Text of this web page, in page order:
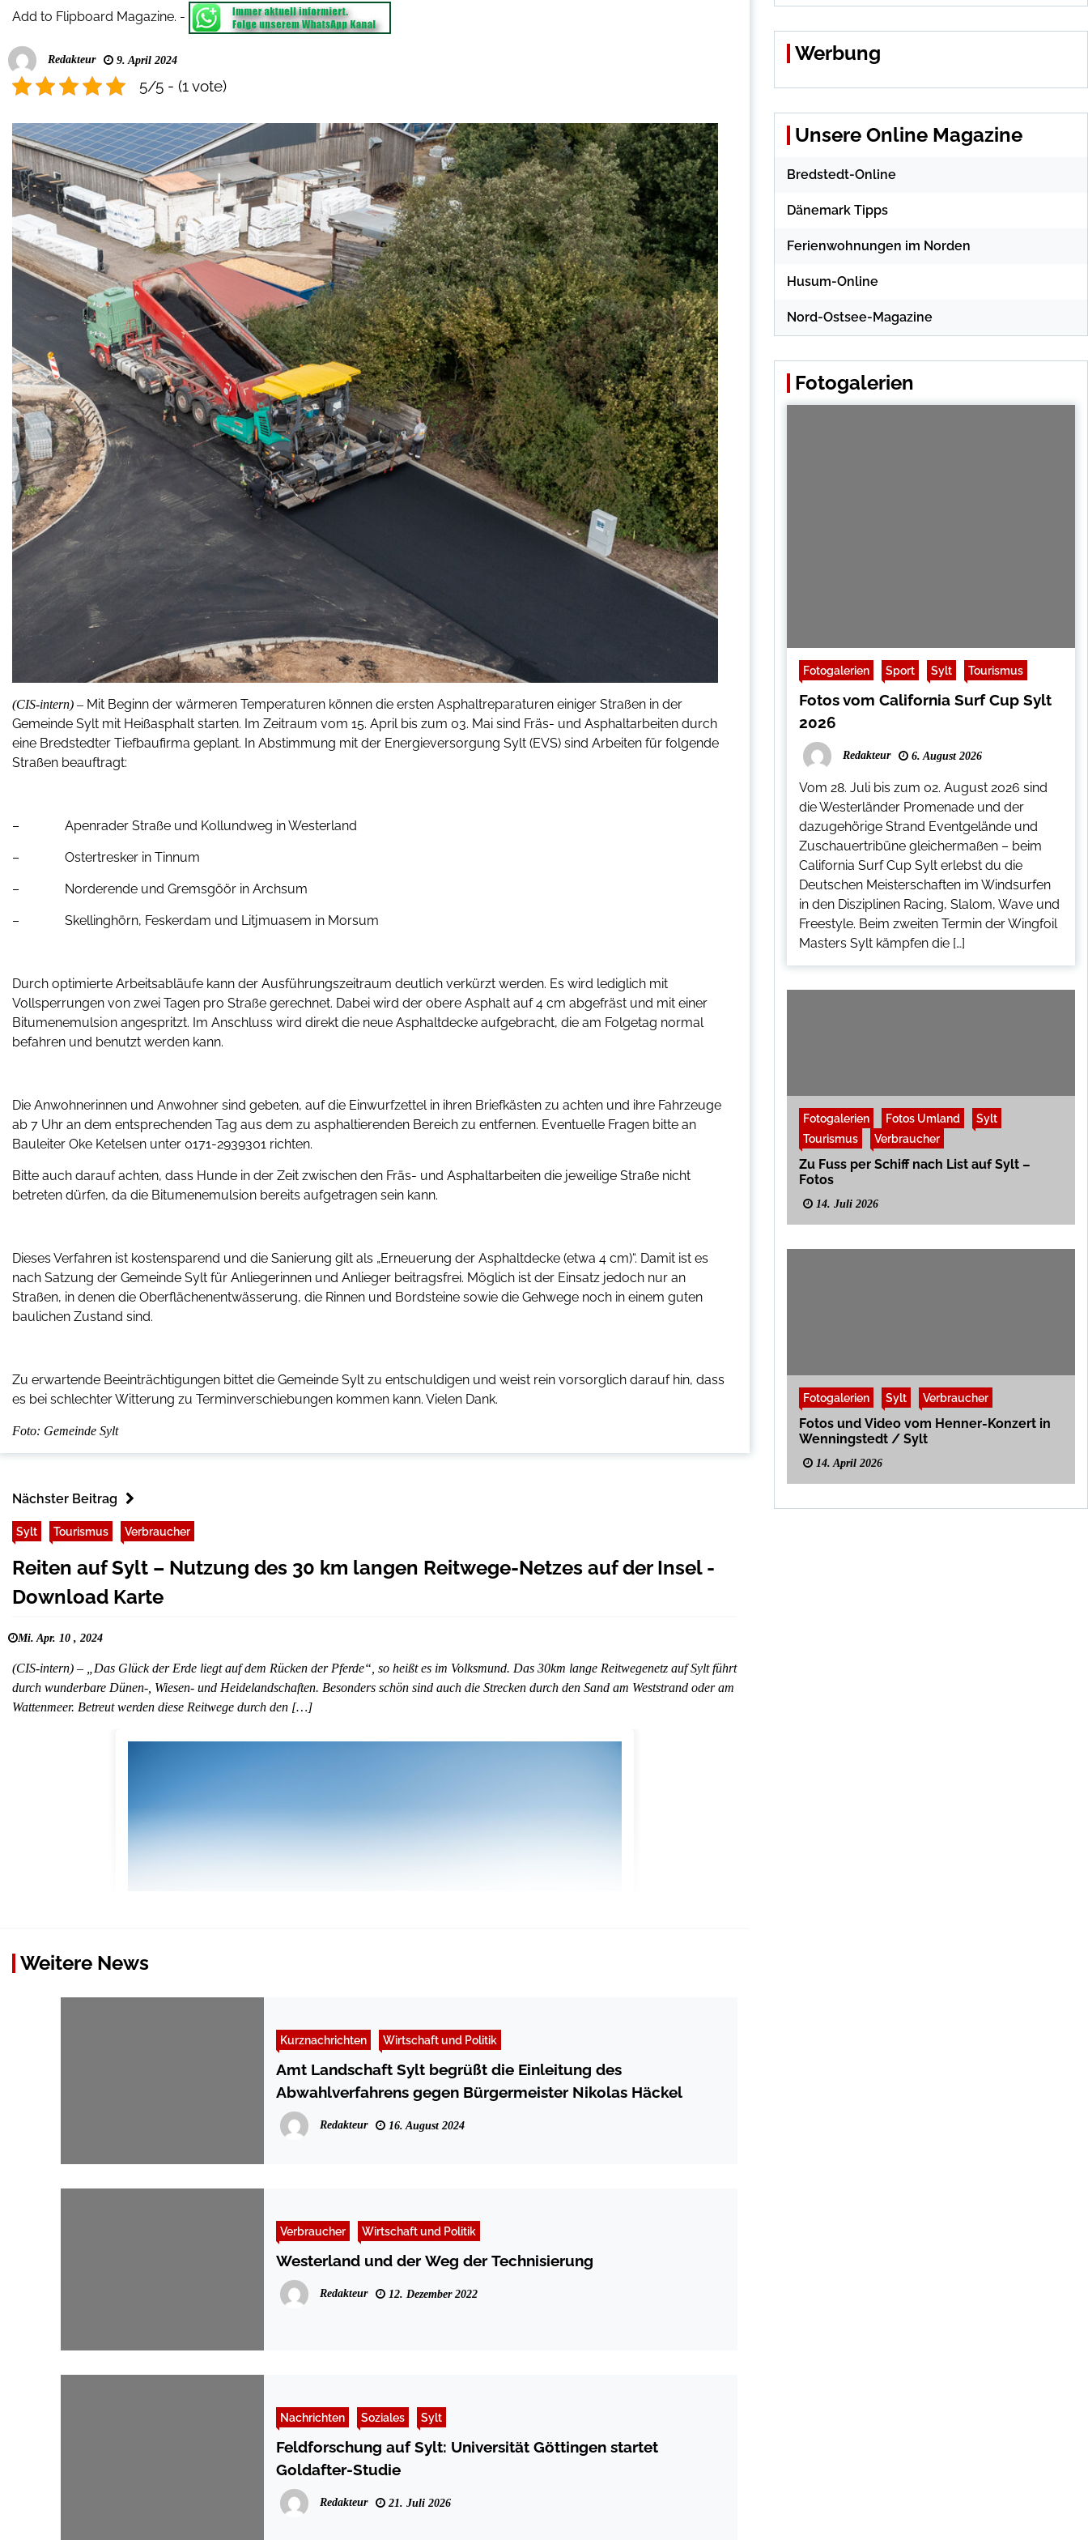
Add to Flipboard Magazine. -
Redakteur 9. April 2024
5/5 - (1 vote)
(CIS-intern) – Mit Beginn der wärmeren Temperaturen können die ersten Asphaltreparaturen einiger Straßen in der
Gemeinde Sylt mit Heißasphalt starten. Im Zeitraum vom 15. April bis zum 03. Mai sind Fräs- und Asphaltarbeiten durch
eine Bredstedter Tiefbaufirma geplant. In Abstimmung mit der Energieversorgung Sylt (EVS) sind Arbeiten für folgende
Straßen beauftragt:
– Apenrader Straße und Kollundweg in Westerland
– Ostertresker in Tinnum
– Norderende und Gremsgöör in Archsum
– Skellinghörn, Feskerdam und Litjmuasem in Morsum
Durch optimierte Arbeitsabläufe kann der Ausführungszeitraum deutlich verkürzt werden. Es wird lediglich mit
Vollsperrungen von zwei Tagen pro Straße gerechnet. Dabei wird der obere Asphalt auf 4 cm abgefräst und mit einer
Bitumenemulsion angespritzt. Im Anschluss wird direkt die neue Asphaltdecke aufgebracht, die am Folgetag normal
befahren und benutzt werden kann.
Die Anwohnerinnen und Anwohner sind gebeten, auf die Einwurfzettel in ihren Briefkästen zu achten und ihre Fahrzeuge
ab 7 Uhr an dem entsprechenden Tag aus dem zu asphaltierenden Bereich zu entfernen. Eventuelle Fragen bitte an
Bauleiter Oke Ketelsen unter 0171-2939301 richten.
Bitte auch darauf achten, dass Hunde in der Zeit zwischen den Fräs- und Asphaltarbeiten die jeweilige Straße nicht
betreten dürfen, da die Bitumenemulsion bereits aufgetragen sein kann.
Dieses Verfahren ist kostensparend und die Sanierung gilt als „Erneuerung der Asphaltdecke (etwa 4 cm)“. Damit ist es
nach Satzung der Gemeinde Sylt für Anliegerinnen und Anlieger beitragsfrei. Möglich ist der Einsatz jedoch nur an
Straßen, in denen die Oberflächenentwässerung, die Rinnen und Bordsteine sowie die Gehwege noch in einem guten
baulichen Zustand sind.
Zu erwartende Beeinträchtigungen bittet die Gemeinde Sylt zu entschuldigen und weist rein vorsorglich darauf hin, dass
es bei schlechter Witterung zu Terminverschiebungen kommen kann. Vielen Dank.
Foto: Gemeinde Sylt
Nächster Beitrag
Sylt Tourismus Verbraucher
Reiten auf Sylt – Nutzung des 30 km langen Reitwege-Netzes auf der Insel -
Download Karte
Mi. Apr. 10 , 2024
(CIS-intern) – „Das Glück der Erde liegt auf dem Rücken der Pferde“, so heißt es im Volksmund. Das 30km lange Reitwegenetz auf Sylt führt
durch wunderbare Dünen-, Wiesen- und Heidelandschaften. Besonders schön sind auch die Strecken durch den Sand am Weststrand oder am
Wattenmeer. Betreut werden diese Reitwege durch den […]
Weitere News
Kurznachrichten Wirtschaft und Politik
Amt Landschaft Sylt begrüßt die Einleitung des
Abwahlverfahrens gegen Bürgermeister Nikolas Häckel
Redakteur 16. August 2024
Verbraucher Wirtschaft und Politik
Westerland und der Weg der Technisierung
Redakteur 12. Dezember 2022
Nachrichten Soziales Sylt
Feldforschung auf Sylt: Universität Göttingen startet
Goldafter-Studie
Redakteur 21. Juli 2026
Werbung
Unsere Online Magazine
Bredstedt-Online
Dänemark Tipps
Ferienwohnungen im Norden
Husum-Online
Nord-Ostsee-Magazine
Fotogalerien
Fotogalerien Sport Sylt Tourismus
Fotos vom California Surf Cup Sylt
2026
Redakteur 6. August 2026
Vom 28. Juli bis zum 02. August 2026 sind
die Westerländer Promenade und der
dazugehörige Strand Eventgelände und
Zuschauertribüne gleichermaßen – beim
California Surf Cup Sylt erlebst du die
Deutschen Meisterschaften im Windsurfen
in den Disziplinen Racing, Slalom, Wave und
Freestyle. Beim zweiten Termin der Wingfoil
Masters Sylt kämpfen die […]
Fotogalerien Fotos Umland
Sylt
Tourismus
Verbraucher
Zu Fuss per Schiff nach List auf Sylt –
Fotos
14. Juli 2026
Fotogalerien Sylt Verbraucher
Fotos und Video vom Henner-Konzert in
Wenningstedt / Sylt
14. April 2026